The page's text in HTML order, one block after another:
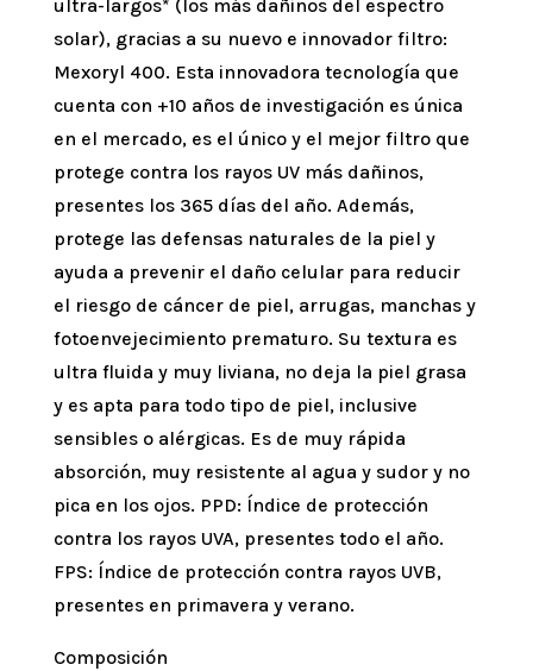
ultra-largos* (los más dañinos del espectro
solar), gracias a su nuevo e innovador filtro:
Mexoryl 400. Esta innovadora tecnología que
cuenta con +10 años de investigación es única
en el mercado, es el único y el mejor filtro que
protege contra los rayos UV más dañinos,
presentes los 365 días del año. Además,
protege las defensas naturales de la piel y
ayuda a prevenir el daño celular para reducir
el riesgo de cáncer de piel, arrugas, manchas y
fotoenvejecimiento prematuro. Su textura es
ultra fluida y muy liviana, no deja la piel grasa
y es apta para todo tipo de piel, inclusive
sensibles o alérgicas. Es de muy rápida
absorción, muy resistente al agua y sudor y no
pica en los ojos. PPD: Índice de protección
contra los rayos UVA, presentes todo el año.
FPS: Índice de protección contra rayos UVB,
presentes en primavera y verano.
Composición